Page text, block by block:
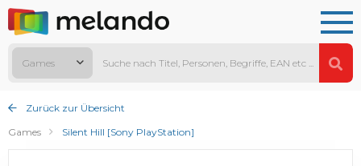
Games
Zurück zur Übersicht
Games
Silent Hill [Sony PlayStation]